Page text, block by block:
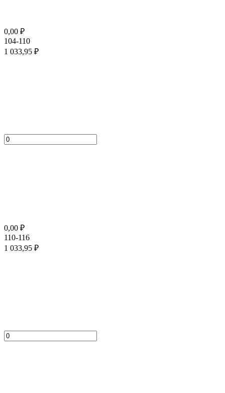
0,00 ₽
104-110
1 033,95 ₽
0,00 ₽
110-116
1 033,95 ₽